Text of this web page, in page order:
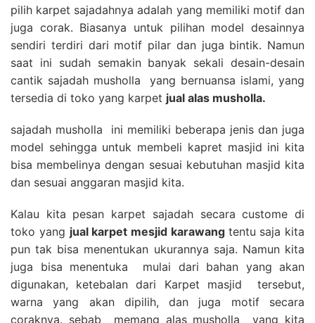
pilih karpet sajadahnya adalah yang memiliki motif dan
juga corak. Biasanya untuk pilihan model desainnya
sendiri terdiri dari motif pilar dan juga bintik. Namun
saat ini sudah semakin banyak sekali desain-desain
cantik sajadah musholla yang bernuansa islami, yang
tersedia di toko yang karpet jual alas musholla.
sajadah musholla ini memiliki beberapa jenis dan juga
model sehingga untuk membeli kapret masjid ini kita
bisa membelinya dengan sesuai kebutuhan masjid kita
dan sesuai anggaran masjid kita.
Kalau kita pesan karpet sajadah secara custome di
toko yang jual karpet mesjid karawang tentu saja kita
pun tak bisa menentukan ukurannya saja. Namun kita
juga bisa menentuka mulai dari bahan yang akan
digunakan, ketebalan dari Karpet masjid tersebut,
warna yang akan dipilih, dan juga motif secara
coraknya. sebab memang alas musholla yang kita